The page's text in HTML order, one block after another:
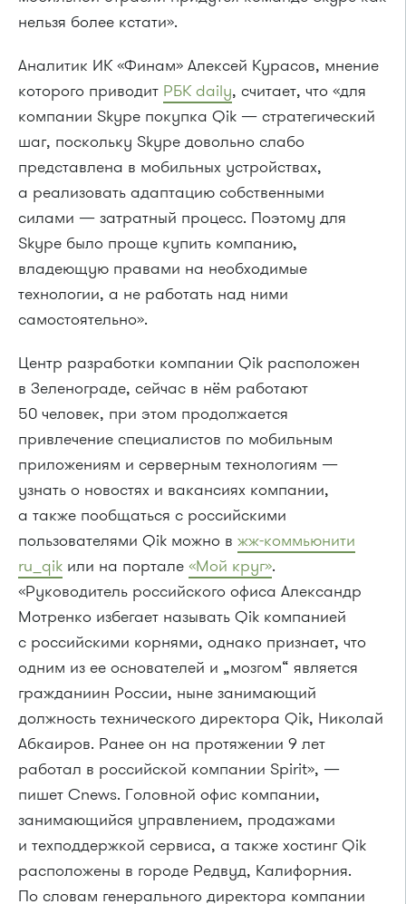
нельзя более кстати».
Аналитик ИК «Финам» Алексей Курасов, мнение
которого приводит РБК daily, считает, что «для
компании Skype покупка Qik — стратегический
шаг, поскольку Skype довольно слабо
представлена в мобильных устройствах,
а реализовать адаптацию собственными
силами — затратный процесс. Поэтому для
Skype было проще купить компанию,
владеющую правами на необходимые
технологии, а не работать над ними
самостоятельно».
Центр разработки компании Qik расположен
в Зеленограде, сейчас в нём работают
50 человек, при этом продолжается
привлечение специалистов по мобильным
приложениям и серверным технологиям —
узнать о новостях и вакансиях компании,
а также пообщаться с российскими
пользователями Qik можно в жж-коммьюнити
ru_qik или на портале «Мой круг».
«Руководитель российского офиса Александр
Мотренко избегает называть Qik компанией
с российскими корнями, однако признает, что
одним из ее основателей и „мозгом“ является
гражданиин России, ныне занимающий
должность технического директора Qik, Николай
Абкаиров. Ранее он на протяжении 9 лет
работал в российской компании Spirit», —
пишет Cnews. Головной офис компании,
занимающийся управлением, продажами
и техподдержкой сервиса, а также хостинг Qik
расположены в городе Редвуд, Калифорния.
По словам генерального директора компании